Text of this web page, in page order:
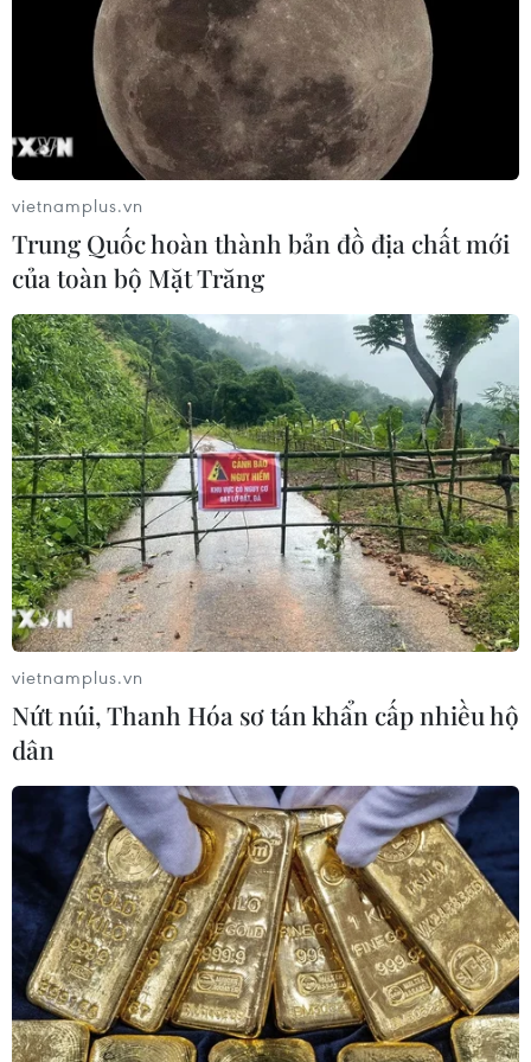
biệt là tại miền Trung và miền Đông.
Cuba và Mỹ hợp tác trồng cấy san hô dưới
đáy đại dương
05/04/2017 08:41
Sau nhiều tháng thiết kế và chuẩn bị kết hợp với 6 ngày
làm việc tại thực địa, các nhà khoa học và thợ lặn đã
hoàn thành việc lắp đặt dưới đáy biển 20 dàn đỡ có
khả năng đỡ 60 nhánh san hô sừng hươu.
vietnamplus.vn
Trung Quốc hoàn thành bản đồ địa chất mới
của toàn bộ Mặt Trăng
vietnamplus.vn
Nứt núi, Thanh Hóa sơ tán khẩn cấp nhiều hộ
dân